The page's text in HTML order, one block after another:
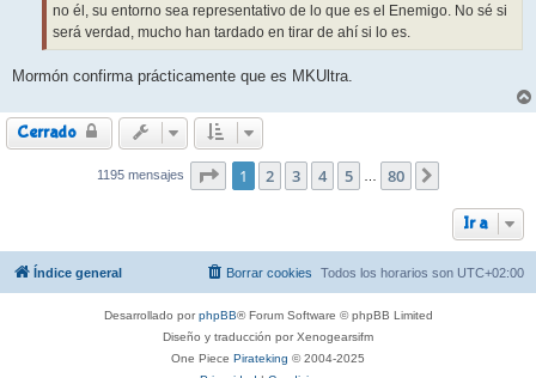
no él, su entorno sea representativo de lo que es el Enemigo. No sé si
será verdad, mucho han tardado en tirar de ahí si lo es.
Mormón confirma prácticamente que es MKUltra.
Cerrado
1195 mensajes Página1 de 80
1 2 3 4 5 80
Ir a
Índice general Todos los horarios son UTC+02:00
Borrar cookies
Desarrollado porphpBB® Forum Software © phpBB Limited
Diseño y traducción por Xenogearsifm
One Piece Pirateking © 2004-2025